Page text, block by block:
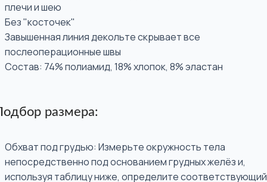
плечи и шею
Без "косточек"
Завышенная линия декольте скрывает все
послеоперационные швы
Состав: 74% полиамид, 18% хлопок, 8% эластан
размера:
Обхват под грудью: Измерьте окружность тела
непосредственно под основанием грудных желёз и,
используя таблицу ниже, определите соответствующий